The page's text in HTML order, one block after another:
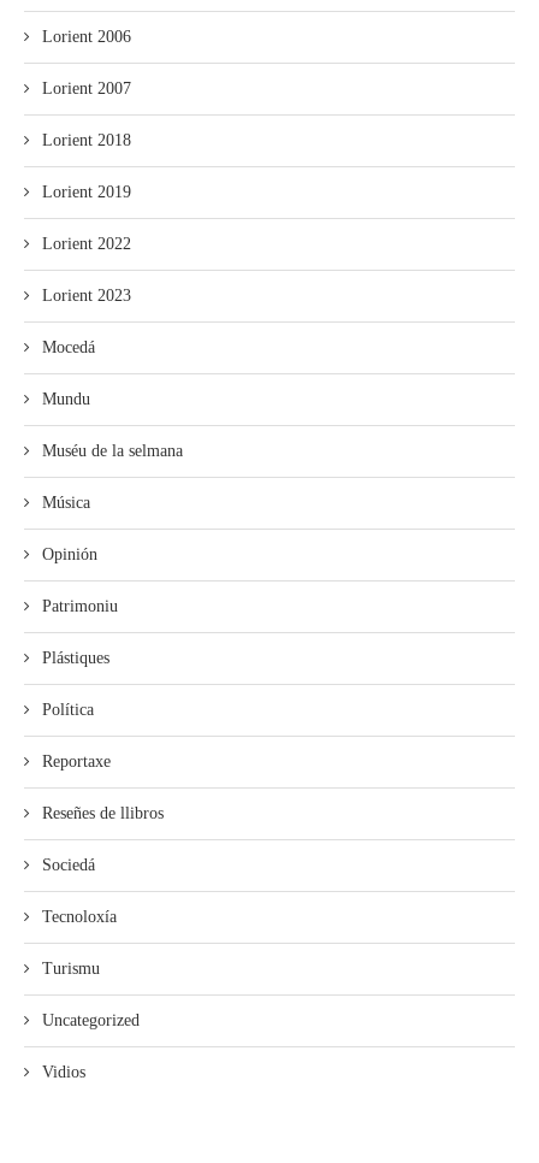
Lorient 2006
Lorient 2007
Lorient 2018
Lorient 2019
Lorient 2022
Lorient 2023
Mocedá
Mundu
Muséu de la selmana
Música
Opinión
Patrimoniu
Plástiques
Política
Reportaxe
Reseñes de llibros
Sociedá
Tecnoloxía
Turismu
Uncategorized
Vidios